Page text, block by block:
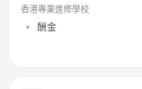
香港專業進修學校
酬金